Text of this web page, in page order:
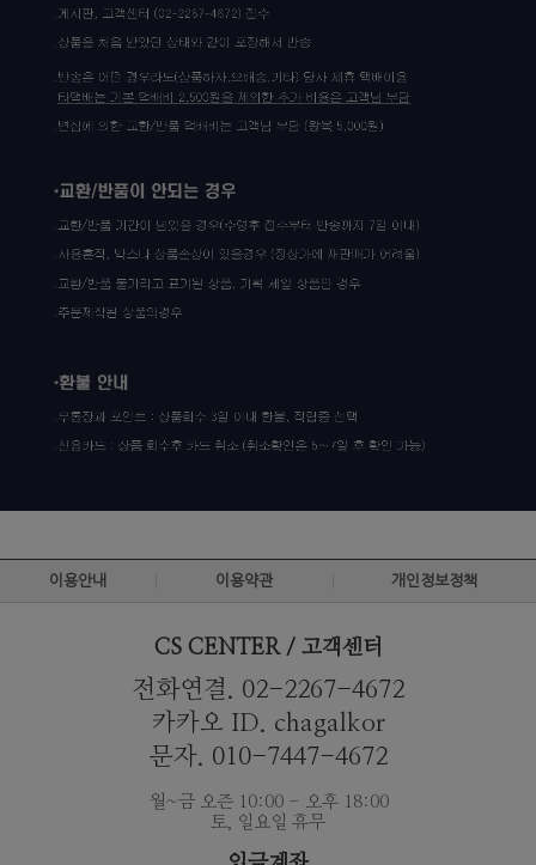
이용안내 이용약관 개인정보정책
CS CENTER / 고객센터
전화연결. 02-2267-4672
카카오 ID. chagalkor
문자. 010-7447-4672
월~금 오즌 10:00 - 오후 18:00
토, 일요일 휴무